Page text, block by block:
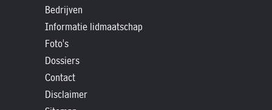
Bedrijven
Informatie lidmaatschap
Foto's
Dossiers
Contact
Disclaimer
Contact
Nieuwsbrieven
gemeente
Opsterland